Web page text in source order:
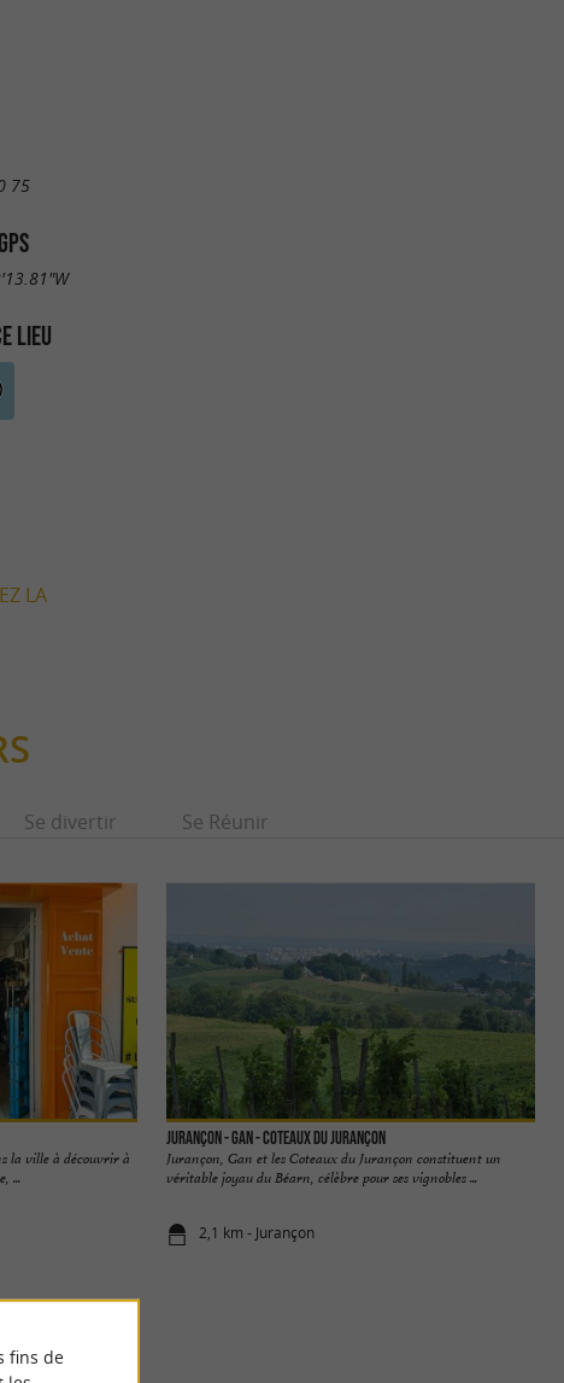
75
LIEU
LA
Se divertir Se Réunir
la ville à découvrir à
...
Jurançon - Gan - Coteaux du Jurançon
Jurançon, Gan et les Coteaux du Jurançon constituent un
véritable joyau du Béarn, célèbre pour ses vignobles ...
2,1 km - Jurançon
fins de